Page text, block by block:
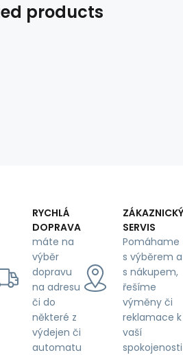
products
RYCHLÁ
DOPRAVA
máte na
výběr
dopravu
na adresu
či do
některé z
výdejen či
automatu
ZÁKAZNICKÝ
SERVIS
Pomáhame
s výběrem a
s nákupem,
řešíme
výměny či
reklamace k
vaší
spokojenosti